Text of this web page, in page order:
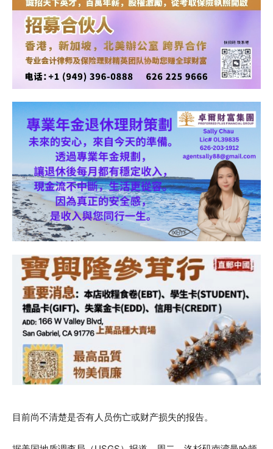
目前尚不清楚是否有人员伤亡或财产损失的报告。